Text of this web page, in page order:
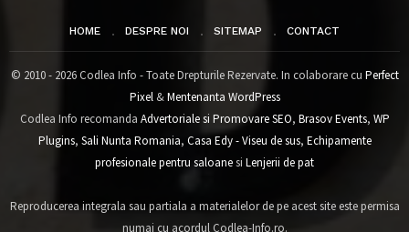
HOME DESPRE NOI SITEMAP CONTACT
© 2010 - 2026 Codlea Info - Toate Drepturile Rezervate. In colaborare cu Perfect
Pixel&Mentenanta WordPress
Codlea Info recomanda Advertoriale si Promovare SEO, Brasov Events, WP
Plugins, Sali Nunta Romania, Casa Edy - Viseu de sus, Echipamente
profesionale pentru saloanesi Lenjerii de pat
Reproducerea integrala sau partiala a materialelor de pe acest site este permisa
numai cu acordul Codlea-Info.ro.